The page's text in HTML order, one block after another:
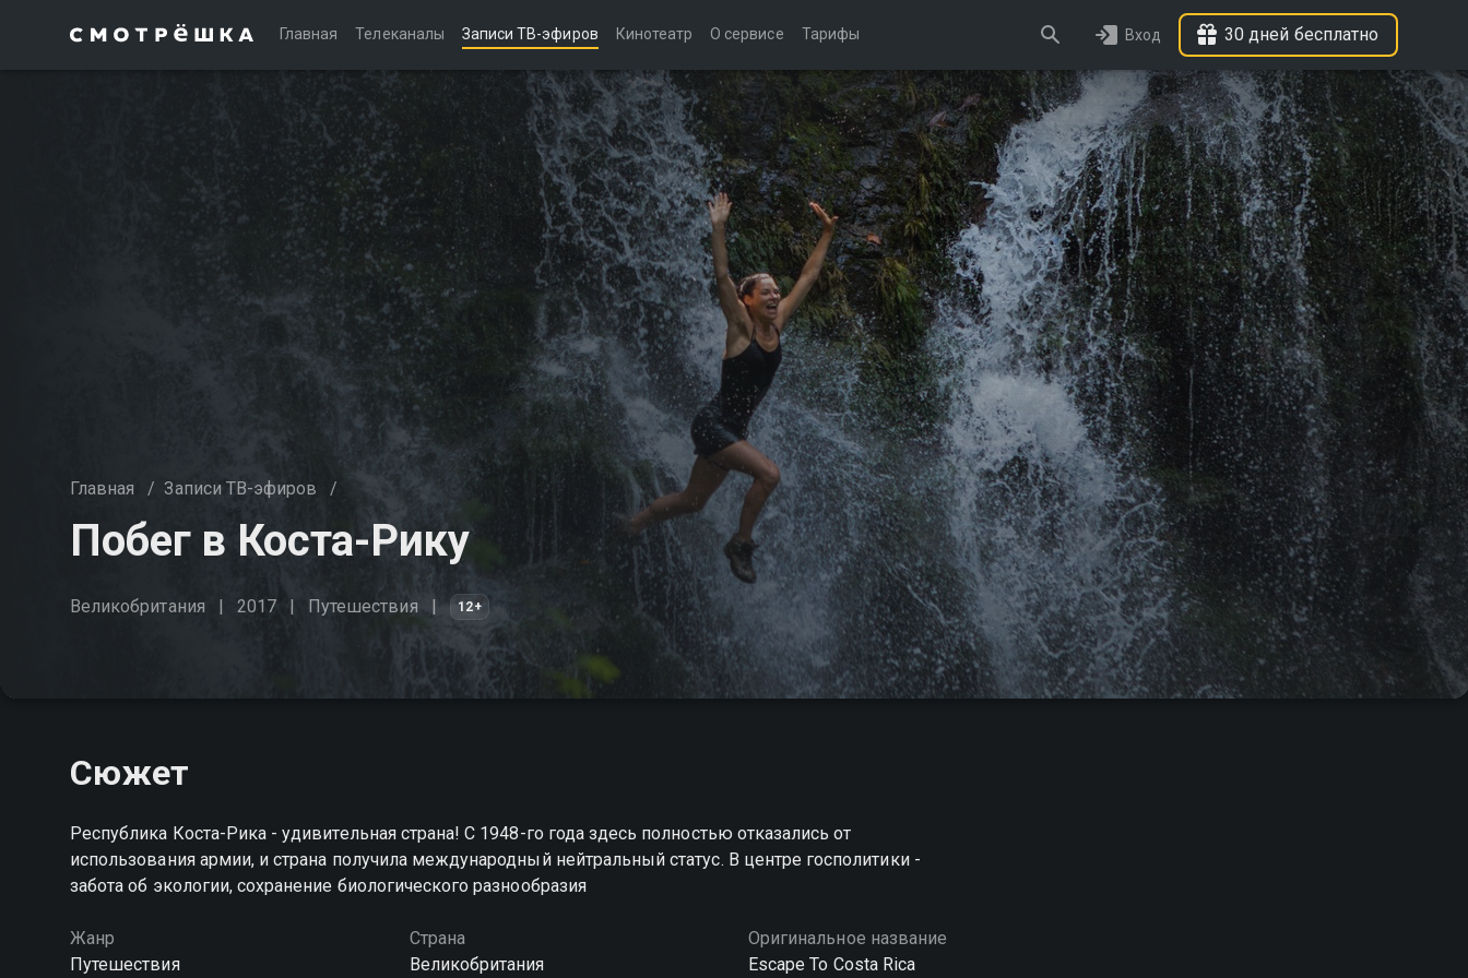
Главная Телеканалы Записи ТВ-эфиров Кинотеатр О сервисе Тарифы Вход 30 дней бесплатно
Главная / Записи ТВ-эфиров /
Побег в Коста-Рику
Великобритания 2017 Путешествия 12+
Сюжет
Республика Коста-Рика - удивительная страна! С 1948-го года здесь полностью отказались от
использования армии, и страна получила международный нейтральный статус. В центре госполитики -
забота об экологии, сохранение биологического разнообразия
Жанр
Путешествия
Страна
Великобритания
Оригинальное название
Escape To Costa Rica